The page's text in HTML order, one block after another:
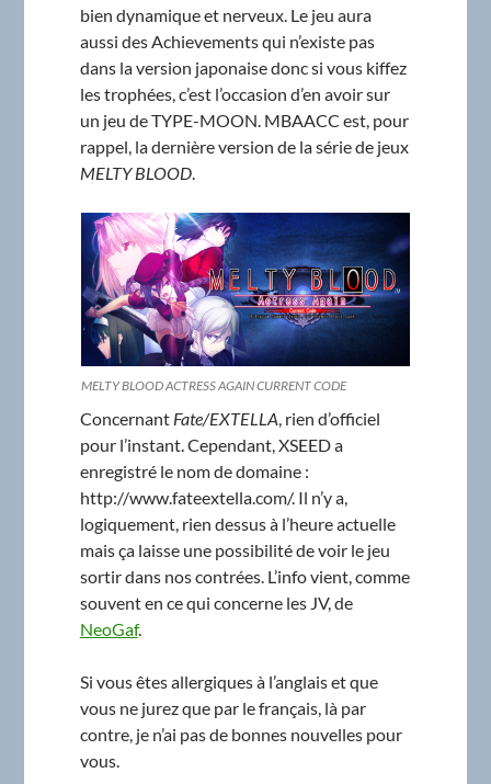
bien dynamique et nerveux. Le jeu aura
aussi des Achievements qui n’existe pas
dans la version japonaise donc si vous kiffez
les trophées, c’est l’occasion d’en avoir sur
un jeu de TYPE-MOON. MBAACC est, pour
rappel, la dernière version de la série de jeux
MELTY BLOOD.
MELTY BLOOD ACTRESS AGAIN CURRENT CODE
Concernant Fate/EXTELLA, rien d’officiel
pour l’instant. Cependant, XSEED a
enregistré le nom de domaine :
http://www.fateextella.com/. Il n’y a,
logiquement, rien dessus à l’heure actuelle
mais ça laisse une possibilité de voir le jeu
sortir dans nos contrées. L’info vient, comme
souvent en ce qui concerne les JV, de
NeoGaf.
Si vous êtes allergiques à l’anglais et que
vous ne jurez que par le français, là par
contre, je n’ai pas de bonnes nouvelles pour
vous.